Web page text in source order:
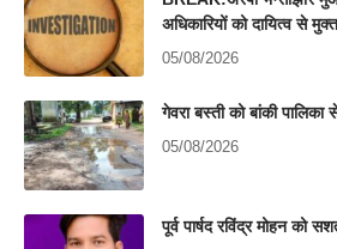
अधिकारियों को दायित्व से
05/08/2026
गेवरा बस्ती को बांकी
05/08/2026
पूर्व पार्षद रविंद्र मोहन को